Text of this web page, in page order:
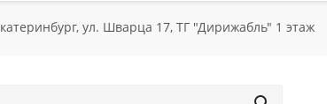
ул. Шварца 17, ТГ "Дирижабль" 1 этаж